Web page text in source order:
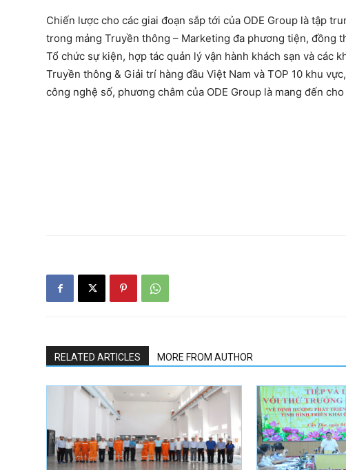
Chiến lược cho các giai đoạn sắp tới của ODE Group là tập
trong mảng Truyền thông – Marketing đa phương tiện, đồng
Tổ chức sự kiện, hợp tác quản lý vận hành khách sạn và
Truyền thông & Giải trí hàng đầu Việt Nam và TOP 10 khu
công nghệ số, phương châm của ODE Group là mang đến
RELATED ARTICLES MORE FROM AUTHOR